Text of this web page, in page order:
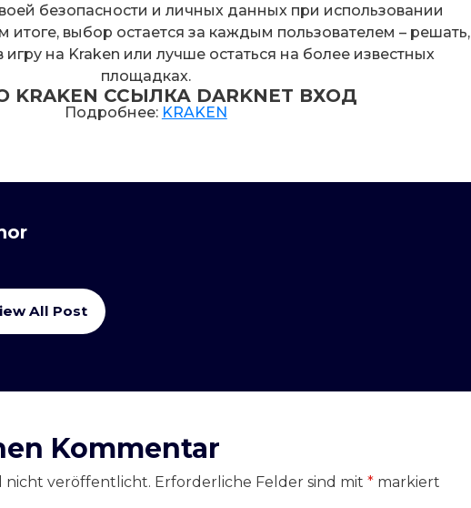
KRAKEN ССЫЛКА DARKNET ВХОД
безопасности и личных данных при использовании
выбор остается за каждым пользователем – решать,
игру на Kraken или лучше остаться на более известных
площадках.
Подробнее: KRAKEN
All Post
Kommentar
nicht veröffentlicht. Erforderliche Felder sind mit * markiert